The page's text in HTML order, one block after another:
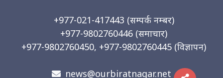
+977-021-417443 (सम्पर्क नम्बर)
+977-9802760446 (समाचार)
+977-9802760450, +977-9802760445 (विज्ञापन)
news@ourbiratnagar.net